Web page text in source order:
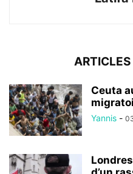
Ceuta
Yannis -